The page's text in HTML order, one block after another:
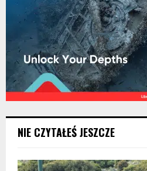
NIE CZYTAŁEŚ JESZCZE